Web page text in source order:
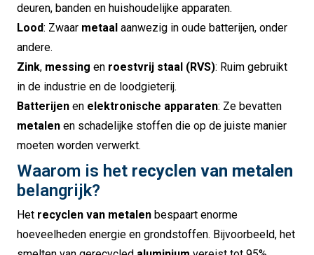
deuren, banden en huishoudelijke apparaten.
Lood: Zwaar metaal aanwezig in oude batterijen, onder
andere.
Zink, messing en roestvrij staal (RVS): Ruim gebruikt
in de industrie en de loodgieterij.
Batterijen en elektronische apparaten: Ze bevatten
metalen en schadelijke stoffen die op de juiste manier
moeten worden verwerkt.
Waarom is het recyclen van metalen
belangrijk?
Het recyclen van metalen bespaart enorme
hoeveelheden energie en grondstoffen. Bijvoorbeeld, het